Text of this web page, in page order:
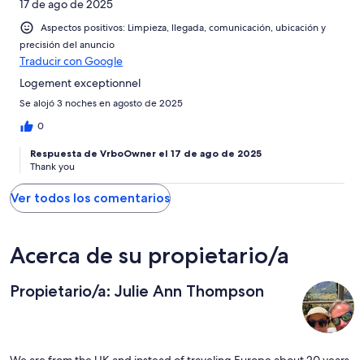
Horrible
17 de ago de 2025
Aspectos positivos: Limpieza, llegada, comunicación, ubicación y
precisión del anuncio
Traducir con Google
Logement exceptionnel
Se alojó 3 noches en agosto de 2025
0
Respuesta de VrboOwner el 17 de ago de 2025
Thank you
Ver todos los comentarios
Acerca de su propietario/a
Propietario/a: Julie Ann Thompson